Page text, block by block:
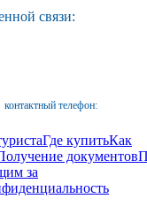
связи:
контактный телефон:
Где купитьКак
документов
за